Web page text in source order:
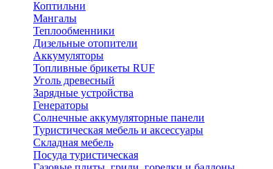
Коптильни
Мангалы
Теплообменники
Дизельные отопители
Аккумуляторы
Топливные брикеты RUF
Уголь древесный
Зарядные устройства
Генераторы
Солнечные аккумуляторные панели
Туристическая мебель и аксессуары
Складная мебель
Посуда туристическая